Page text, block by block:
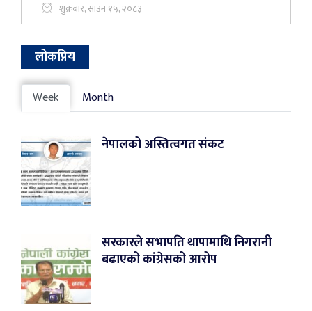
शुक्रबार, साउन १५, २०८३
लोकप्रिय
Week Month
नेपालको अस्तित्वगत संकट
सरकारले सभापति थापामाथि निगरानी
बढाएको कांग्रेसको आरोप